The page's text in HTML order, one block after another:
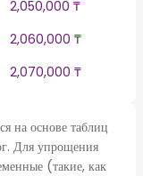
2,050,000 ₸
2,060,000 ₸
2,070,000 ₸
на основе таблиц
Для упрощения
(такие, как